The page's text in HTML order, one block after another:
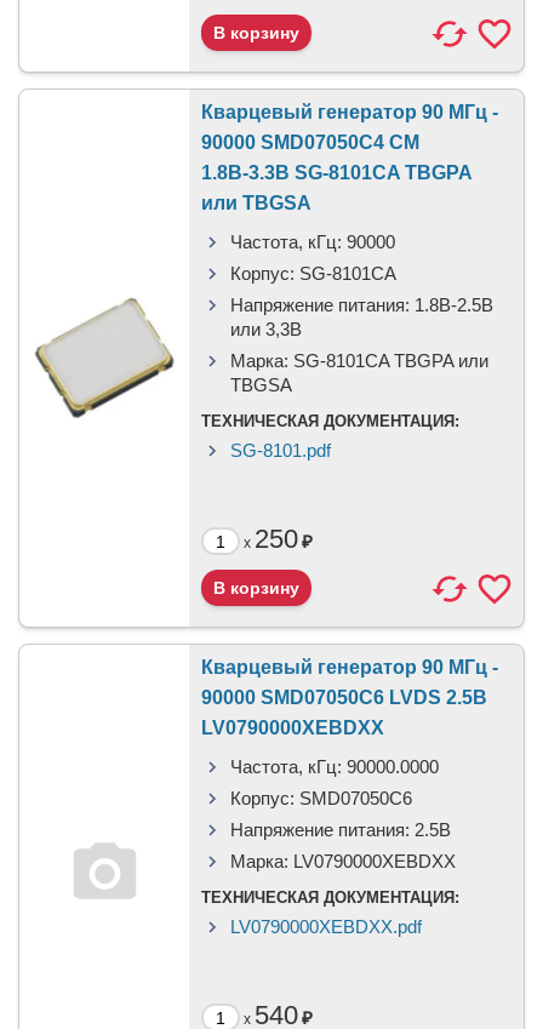
Кварцевый генератор 90 МГц -
90000 SMD07050C4 CM
1.8В-3.3В SG-8101CA TBGPA
или TBGSA
Частота, кГц: 90000
Корпус: SG-8101CA
Напряжение питания: 1.8В-2.5B
или 3,3B
Марка: SG-8101CA TBGPA или
TBGSA
ТЕХНИЧЕСКАЯ ДОКУМЕНТАЦИЯ:
SG-8101.pdf
x 250₽
Кварцевый генератор 90 МГц -
90000 SMD07050C6 LVDS 2.5В
LV0790000XEBDXX
Частота, кГц: 90000.0000
Корпус: SMD07050C6
Напряжение питания: 2.5В
Марка: LV0790000XEBDXX
ТЕХНИЧЕСКАЯ ДОКУМЕНТАЦИЯ:
LV0790000XEBDXX.pdf
x 540₽